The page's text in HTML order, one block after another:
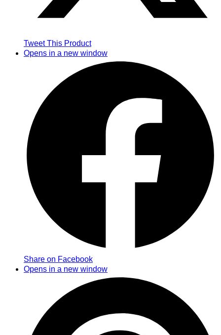
Tweet This Product
Opens in a new window
Share on Facebook
Opens in a new window